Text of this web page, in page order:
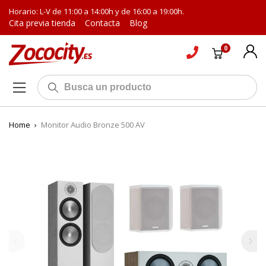
Horario: L-V de 11:00 a 14:00h y de 16:00 a 19:00h.
Cita previa tienda Contacta Blog
0
Home › Monitor Audio Bronze 500 AV